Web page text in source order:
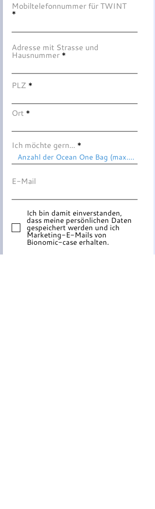
Mobiltelefonnummer für TWINT
Adresse mit Strasse und
Hausnummer
PLZ
Ort
Ich möchte gern...
E-Mail
Ich bin damit einverstanden,
dass meine persönlichen Daten
gespeichert werden und ich
Marketing-E-Mails von
Bionomic-case erhalten.